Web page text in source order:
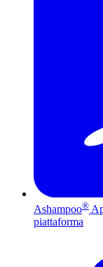
Ashampoo®
piattaforma